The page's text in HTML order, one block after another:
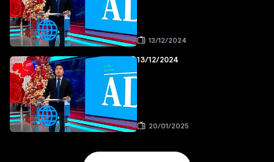
13/12/2024
13/12/2024
20/01/2025